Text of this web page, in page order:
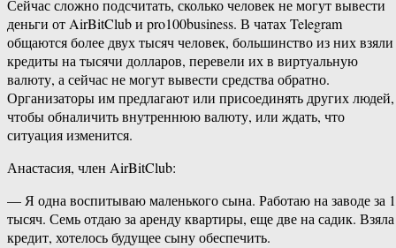
Сейчас сложно подсчитать, сколько человек не могут вывести
деньги от AirBitClub и pro100business. В чатах Telegram
общаются более двух тысяч человек, большинство из них взяли
кредиты на тысячи долларов, перевели их в виртуальную
валюту, а сейчас не могут вывести средства обратно.
Организаторы им предлагают или присоединять других людей,
чтобы обналичить внутреннюю валюту, или ждать, что
ситуация изменится.
Анастасия, член AirBitClub:
— Я одна воспитываю маленького сына. Работаю на заводе за
тысяч. Семь отдаю за аренду квартиры, еще две на садик. Взяла
кредит, хотелось будущее сыну обеспечить.